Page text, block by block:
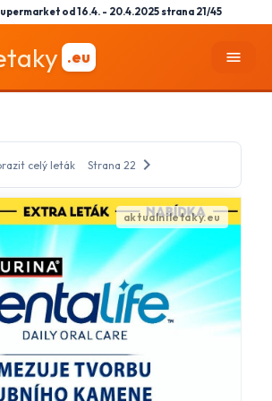
od 16.4. - 20.4.2025 strana 21/45
.eu menu
celý leták Strana 22 chevron_right